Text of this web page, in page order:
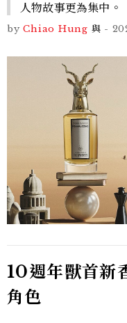
人物故事更為集中。
by Chiao Hung 與 -
10週年獸首新
角色